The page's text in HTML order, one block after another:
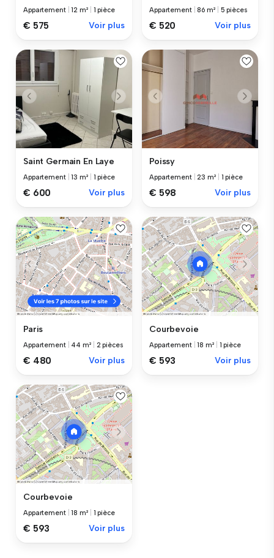
Appartement |12 m² 1 pièce
€ 575 Voir plus
Appartement |86 m² 5 pièces
€ 520 Voir plus
Saint Germain En Laye
Appartement |13 m² 1 pièce
€ 600 Voir plus
Poissy
Appartement |23 m² 1 pièce
€ 598 Voir plus
Paris
Appartement 44 m² 2 pièces
€ 480 Voir plus
Courbevoie
Appartement |18 m² 1 pièce
€ 593 Voir plus
Courbevoie
Appartement |18 m² 1 pièce
€ 593 Voir plus